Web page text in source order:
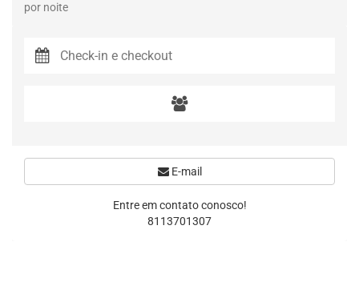
por noite
E-mail
Entre em contato conosco!
8113701307